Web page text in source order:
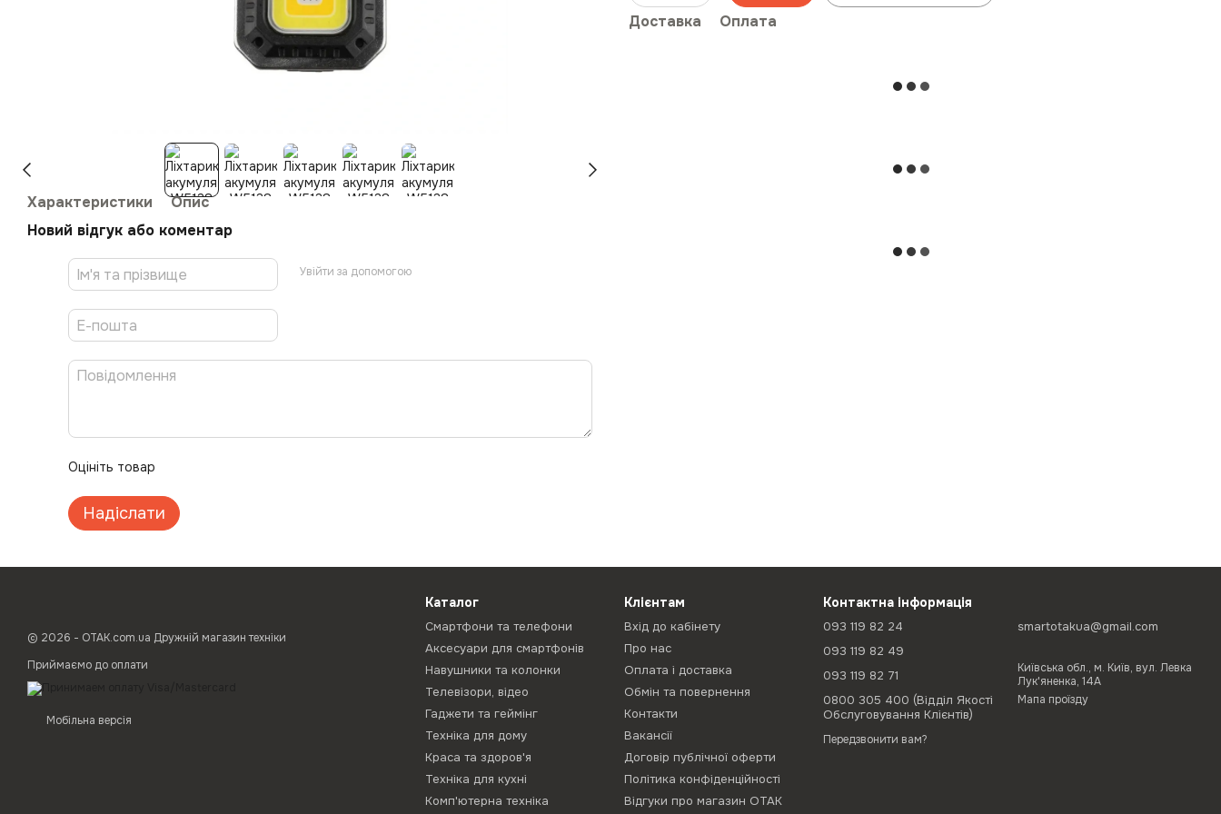
Характеристики
Опис
Новий відгук або коментар
Увійти за допомогою
Оцініть товар
Надіслати
Доставка Оплата
© 2026 - ОТАК.com.ua Дружній магазин техніки
Приймаємо до оплати
Мобільна версія
Каталог
Смартфони та телефони
Аксесуари для смартфонів
Навушники та колонки
Телевізори, відео
Гаджети та геймінг
Техніка для дому
Краса та здоров'я
Техніка для кухні
Комп'ютерна техніка
Клієнтам
Вхід до кабінету
Про нас
Оплата і доставка
Обмін та повернення
Контакти
Вакансії
Договір публічної оферти
Політика конфіденційності
Відгуки про магазин ОТАК
Контактна інформація
093 119 82 24
093 119 82 49
093 119 82 71
0800 305 400 (Відділ Якості
Обслуговування Клієнтів)
Передзвонити вам?
smartotakua@gmail.com
Київська обл., м. Київ, вул. Левка
Лук'яненка, 14А
Мапа проїзду